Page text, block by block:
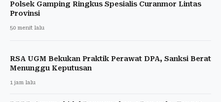
Polsek Gamping Ringkus Spesialis Curanmor Lintas
Provinsi
50 menit lalu
RSA UGM Bekukan Praktik Perawat DPA, Sanksi Berat
Menunggu Keputusan
1 jam lalu